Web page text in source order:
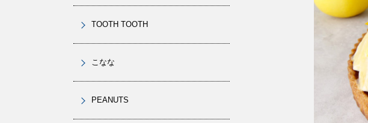
TOOTH TOOTH
こなな
PEANUTS